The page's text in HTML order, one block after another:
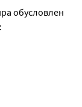
обусловлен
в
а также